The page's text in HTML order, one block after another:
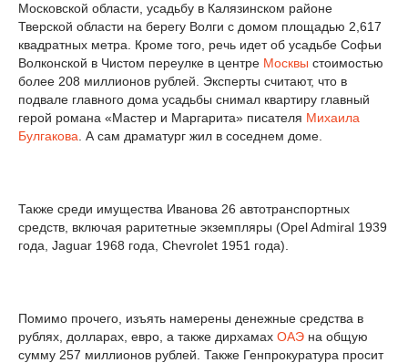
Московской области, усадьбу в Калязинском районе
Тверской области на берегу Волги с домом площадью 2,617
квадратных метра. Кроме того, речь идет об усадьбе Софьи
Волконской в Чистом переулке в центре Москвы стоимостью
более 208 миллионов рублей. Эксперты считают, что в
подвале главного дома усадьбы снимал квартиру главный
герой романа «Мастер и Маргарита» писателя Михаила
Булгакова . А сам драматург жил в соседнем доме.
Также среди имущества Иванова 26 автотранспортных
средств, включая раритетные экземпляры (Opel Admiral 1939
года, Jaguar 1968 года, Chevrolet 1951 года).
Помимо прочего, изъять намерены денежные средства в
рублях, долларах, евро, а также дирхамах ОАЭ на общую
сумму 257 миллионов рублей. Также Генпрокуратура просит